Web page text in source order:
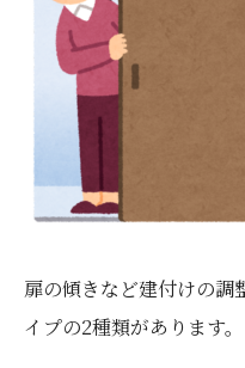
扉の傾きなど建付けの調
イプの2種類があります。